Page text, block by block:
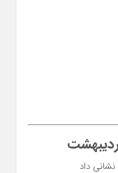
داد